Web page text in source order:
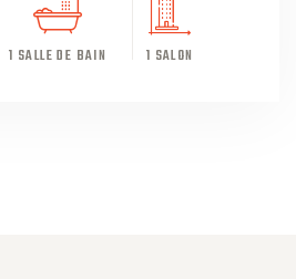
1 SALLE DE BAIN 1 SALON